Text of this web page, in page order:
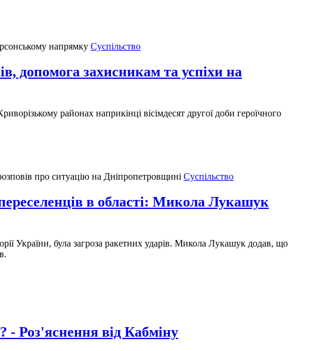
Суспільство
допомога захисникам та успіхи на
районах наприкінці вісімдесят другої доби героїчного
Суспільство
в області: Микола Лукашук
України, була загроза ракетних ударів. Микола Лукашук додав, що
- Роз'яснення від Кабміну